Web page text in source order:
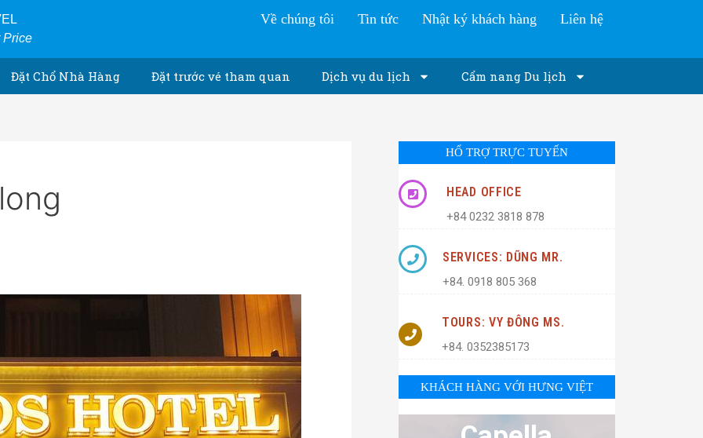
Price
Về chúng tôi Tin tức Nhật ký khách hàng Liên hệ
Đặt Chổ Nhà Hàng Đặt trước vé tham quan Dịch vụ du lịch Cẩm nang Du lịch
HỔ TRỢ TRỰC TUYẾN
HEAD OFFICE
+84 0232 3818 878
SERVICES: DŨNG MR.
+84. 0918 805 368
TOURS: VY ĐÔNG MS.
+84. 0352385173
KHÁCH HÀNG VỚI HƯNG VIỆT